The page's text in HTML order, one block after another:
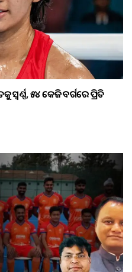
୫୪ କେଜି ବର୍ଗରେ ପ୍ରିତି